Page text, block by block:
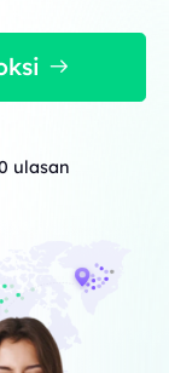
ulasan